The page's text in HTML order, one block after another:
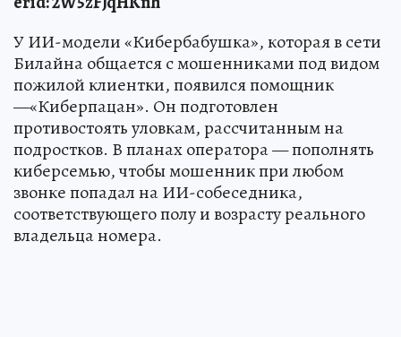
У ИИ-модели «Кибербабушка», которая в сети
Билайна общается с мошенниками под видом
пожилой клиентки, появился помощник
—«Киберпацан». Он подготовлен
противостоять уловкам, рассчитанным на
подростков. В планах оператора — пополнять
киберсемью, чтобы мошенник при любом
звонке попадал на ИИ-собеседника,
соответствующего полу и возрасту реального
владельца номера.